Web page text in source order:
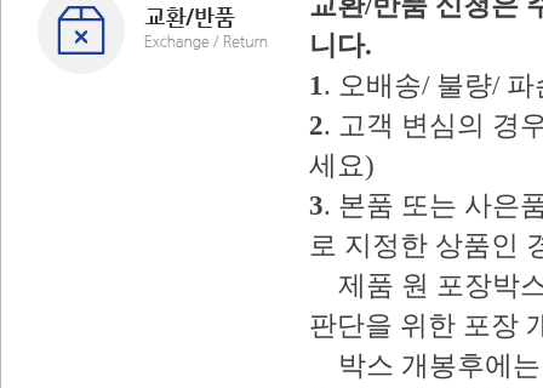
니다.
1. 오배송/ 불량/
2. 고객 변심의 경
세요)
3. 본품 또는 사은
로 지정한 상품인
제품 원 포장박
판단을 위한 포장
박스 개봉후에는